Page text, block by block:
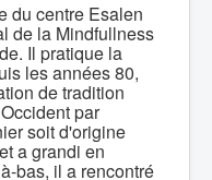
du centre Esalen
de la Mindfullness
Il pratique la
les années 80,
de tradition
par
soit d'origine
a grandi en
bas, il a rencontré